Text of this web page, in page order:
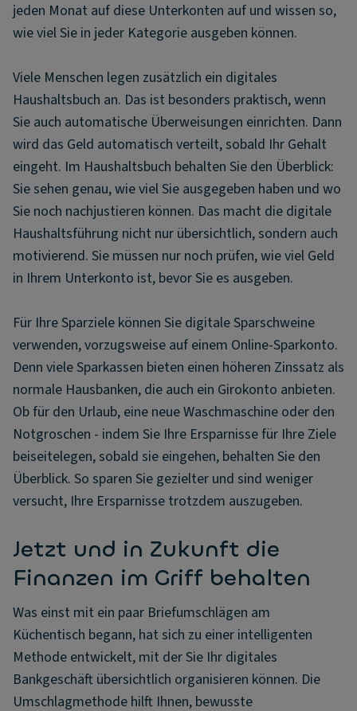
jeden Monat auf diese Unterkonten auf und wissen so,
wie viel Sie in jeder Kategorie ausgeben können.
Viele Menschen legen zusätzlich ein digitales
Haushaltsbuch an. Das ist besonders praktisch, wenn
Sie auch automatische Überweisungen einrichten. Dann
wird das Geld automatisch verteilt, sobald Ihr Gehalt
eingeht. Im Haushaltsbuch behalten Sie den Überblick:
Sie sehen genau, wie viel Sie ausgegeben haben und wo
Sie noch nachjustieren können. Das macht die digitale
Haushaltsführung nicht nur übersichtlich, sondern auch
motivierend. Sie müssen nur noch prüfen, wie viel Geld
in Ihrem Unterkonto ist, bevor Sie es ausgeben.
Für Ihre Sparziele können Sie digitale Sparschweine
verwenden, vorzugsweise auf einem Online-Sparkonto.
Denn viele Sparkassen bieten einen höheren Zinssatz als
normale Hausbanken, die auch ein Girokonto anbieten.
Ob für den Urlaub, eine neue Waschmaschine oder den
Notgroschen - indem Sie Ihre Ersparnisse für Ihre Ziele
beiseitelegen, sobald sie eingehen, behalten Sie den
Überblick. So sparen Sie gezielter und sind weniger
versucht, Ihre Ersparnisse trotzdem auszugeben.
Jetzt und in Zukunft die
Finanzen im Griff behalten
Was einst mit ein paar Briefumschlägen am
Küchentisch begann, hat sich zu einer intelligenten
Methode entwickelt, mit der Sie Ihr digitales
Bankgeschäft übersichtlich organisieren können. Die
Umschlagmethode hilft Ihnen, bewusste